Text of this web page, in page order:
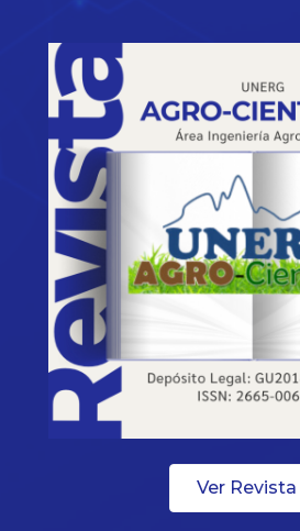
Ver Revista